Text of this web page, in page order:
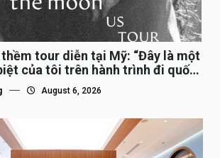
tour diễn tại Mỹ: “Đây là một
của tôi trên hành trình đi quốc
August 6, 2026